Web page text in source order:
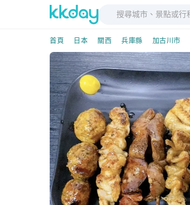
首頁 日本 關西 兵庫縣 加古川市